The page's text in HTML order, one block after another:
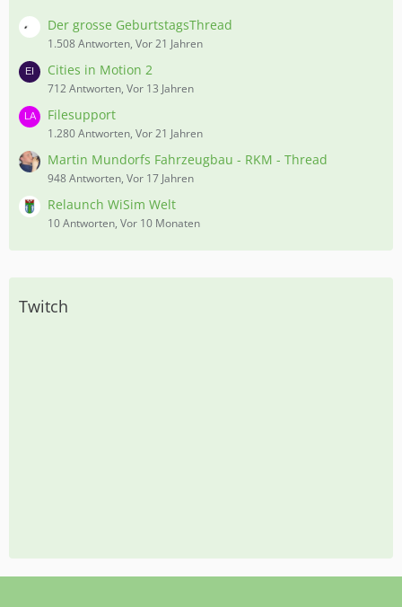
Der grosse GeburtstagsThread
1.508 Antworten, Vor 21 Jahren
Cities in Motion 2
712 Antworten, Vor 13 Jahren
Filesupport
1.280 Antworten, Vor 21 Jahren
Martin Mundorfs Fahrzeugbau - RKM - Thread
948 Antworten, Vor 17 Jahren
Relaunch WiSim Welt
10 Antworten, Vor 10 Monaten
Twitch